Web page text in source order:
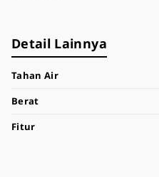
Detail Lainnya
Tahan Air
Berat
Fitur